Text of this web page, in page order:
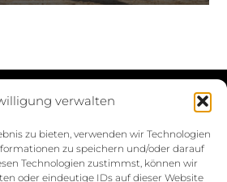
verwalten
zu bieten, verwenden wir Technologien
zu speichern und/oder darauf
Technologien zustimmst, können wir
oder eindeutige IDs auf dieser Website